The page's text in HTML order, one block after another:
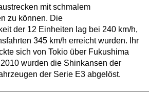
mit schmalem
zu können. Die
der 12 Einheiten lag bei 240 km/h,
345 km/h erreicht wurden. Ihr
sich von Tokio über Fukushima
wurden die Shinkansen der
der Serie E3 abgelöst.